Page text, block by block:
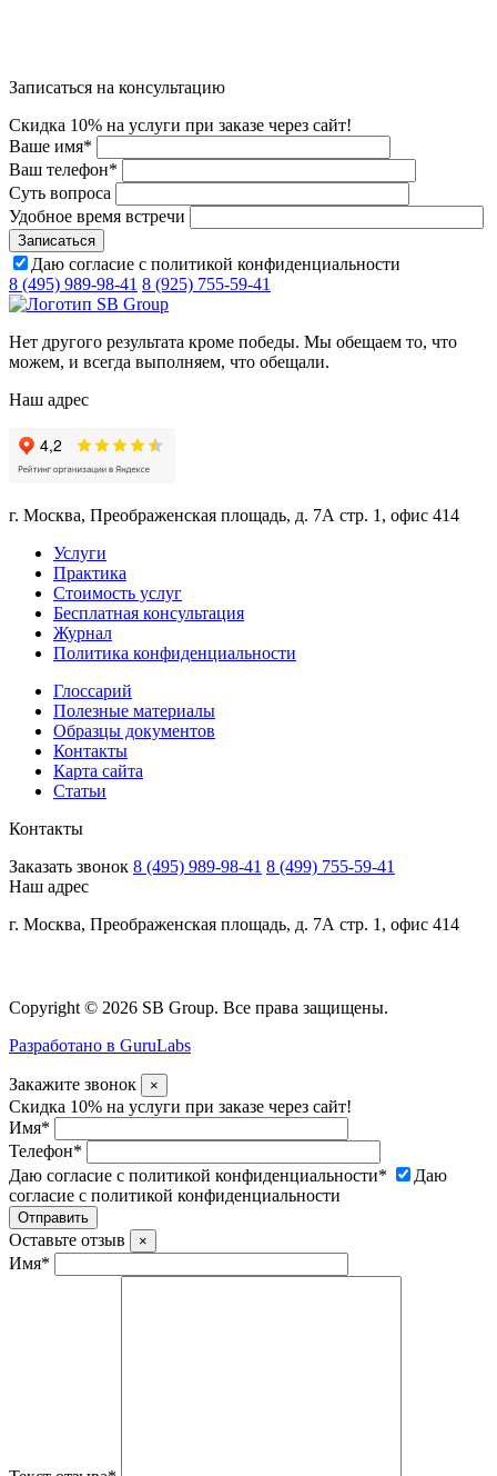
Записаться на консультацию
Скидка 10% на услуги при заказе через сайт!
Ваше имя*
Ваш телефон*
Суть вопроса
Удобное время встречи
Даю согласие с политикой конфиденциальности
8 (495) 989-98-41 8 (925) 755-59-41
Нет другого результата кроме победы. Мы обещаем то, что
можем, и всегда выполняем, что обещали.
Наш адрес
г. Москва, Преображенская площадь, д. 7А стр. 1, офис 414
Услуги
Практика
Стоимость услуг
Бесплатная консультация
Журнал
Политика конфиденциальности
Глоссарий
Полезные материалы
Образцы документов
Контакты
Карта сайта
Статьи
Контакты
Заказать звонок 8 (495) 989-98-41 8 (499) 755-59-41
Наш адрес
г. Москва, Преображенская площадь, д. 7А стр. 1, офис 414
Copyright © 2026 SB Group. Все права защищены.
Разработано в GuruLabs
Закажите звонок ×
Скидка 10% на услуги при заказе через сайт!
Имя*
Телефон*
Даю согласие с политикой конфиденциальности*
Даю
согласие с политикой конфиденциальности
Оставьте отзыв ×
Имя*